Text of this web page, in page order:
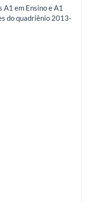
A1 em Ensino e A1
do quadriênio 2013-